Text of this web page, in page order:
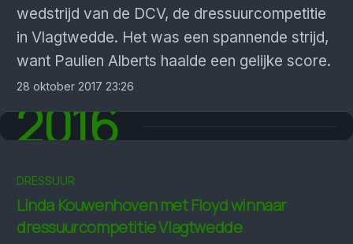
wedstrijd van de DCV, de dressuurcompetitie
in Vlagtwedde. Het was een spannende strijd,
want Paulien Alberts haalde een gelijke score.
28 oktober 2017 23:26
2016
DRESSUUR
Linda Kouwenhoven met Floyd winnaar
dressuurcompetitie Vlagtwedde